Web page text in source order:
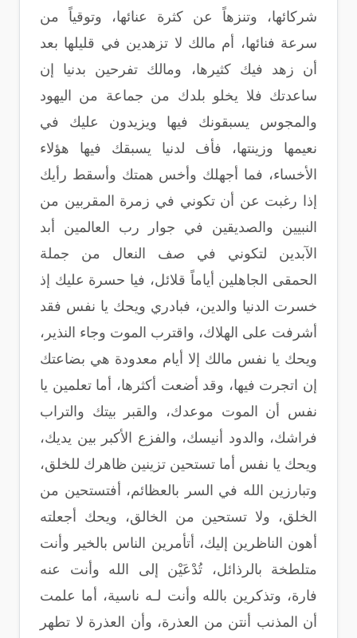
شركائها، وتنزهاً عن كثرة عنائها، وتوقياً من
سرعة فنائها، أم مالك لا تزهدين في قليلها بعد
أن زهد فيك كثيرها، ومالك تفرحين بدنيا إن
ساعدتك فلا يخلو بلدك من جماعة من اليهود
والمجوس يسبقونك فيها ويزيدون عليك في
نعيمها وزينتها، فأف لدنيا يسبقك فيها هؤلاء
الأخساء، فما أجهلك وأخس همتك وأسقط رأيك
إذا رغبت عن أن تكوني في زمرة المقربين من
النبيين والصديقين في جوار رب العالمين أبد
الآبدين لتكوني في صف النعال من جملة
الحمقى الجاهلين أياماً قلائل، فيا حسرة عليك إذ
خسرت الدنيا والدين، فبادري ويحك يا نفس فقد
أشرفت على الهلاك، واقترب الموت وجاء النذير،
ويحك يا نفس مالك إلا أيام معدودة هي بضاعتك
إن اتجرت فيها، وقد أضعت أكثرها، أما تعلمين يا
نفس أن الموت موعدك، والقبر بيتك والتراب
فراشك، والدود أنيسك، والفزع الأكبر بين يديك،
ويحك يا نفس أما تستحين تزينين ظاهرك للخلق،
وتبارزين الله في السر بالعظائم، أفتستحين من
الخلق، ولا تستحين من الخالق، ويحك أجعلته
أهون الناظرين إليك، أتأمرين الناس بالخير وأنت
متلطخة بالرذائل، تُدْعَيْن إلى الله وأنت عنه
فارة، وتذكرين بالله وأنت لـه ناسية، أما علمت
أن المذنب أنتن من العذرة، وأن العذرة لا تطهر